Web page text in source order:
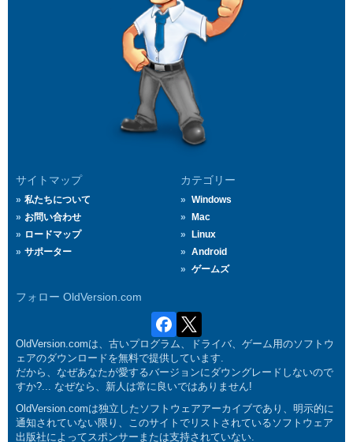
サイトマップ
私たちについて
お問い合わせ
ロードマップ
サポーター
カテゴリー
Windows
Mac
Linux
Android
ゲームズ
フォロー OldVersion.com
OldVersion.comは、古いプログラム、ドライバ、ゲーム用のソフトウ
ェアのダウンロードを無料で提供しています.
だから、なぜあなたが愛するバージョンにダウングレードしないので
すか?... なぜなら、新人は常に良いではありません!
OldVersion.comは独立したソフトウェアアーカイブであり、明示的に
通知されていない限り、このサイトでリストされているソフトウェア
出版社によってスポンサーまたは支持されていない.